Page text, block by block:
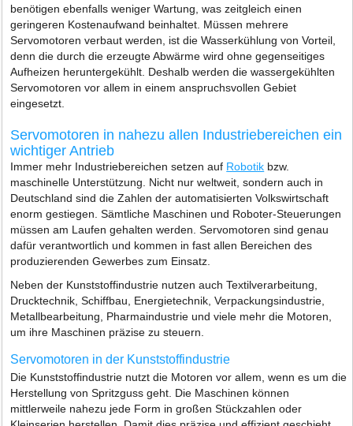
benötigen ebenfalls weniger Wartung, was zeitgleich einen
geringeren Kostenaufwand beinhaltet. Müssen mehrere
Servomotoren verbaut werden, ist die Wasserkühlung von Vorteil,
denn die durch die erzeugte Abwärme wird ohne gegenseitiges
Aufheizen heruntergekühlt. Deshalb werden die wassergekühlten
Servomotoren vor allem in einem anspruchsvollen Gebiet
eingesetzt.
Servomotoren in nahezu allen Industriebereichen ein
wichtiger Antrieb
Immer mehr Industriebereichen setzen auf Robotik bzw.
maschinelle Unterstützung. Nicht nur weltweit, sondern auch in
Deutschland sind die Zahlen der automatisierten Volkswirtschaft
enorm gestiegen. Sämtliche Maschinen und Roboter-Steuerungen
müssen am Laufen gehalten werden. Servomotoren sind genau
dafür verantwortlich und kommen in fast allen Bereichen des
produzierenden Gewerbes zum Einsatz.
Neben der Kunststoffindustrie nutzen auch Textilverarbeitung,
Drucktechnik, Schiffbau, Energietechnik, Verpackungsindustrie,
Metallbearbeitung, Pharmaindustrie und viele mehr die Motoren,
um ihre Maschinen präzise zu steuern.
Servomotoren in der Kunststoffindustrie
Die Kunststoffindustrie nutzt die Motoren vor allem, wenn es um die
Herstellung von Spritzguss geht. Die Maschinen können
mittlerweile nahezu jede Form in großen Stückzahlen oder